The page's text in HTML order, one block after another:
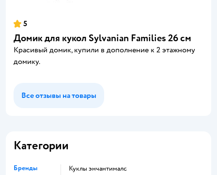
5
Домик для кукол Sylvanian Families 26 см
Красивый домик, купили в дополнение к 2 этажному
домику.
Все отзывы на товары
Категории
Бренды
Куклы энчантималс